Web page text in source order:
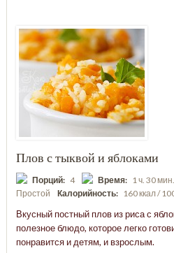
Плов с тыквой и яблоками
Порций: 4 Время: 1 ч. 30 мин.
Простой
Калорийность: 160 ккал /
Вкусный постный плов из риса с
полезное блюдо, которое легко
понравится и детям, и взрослым.